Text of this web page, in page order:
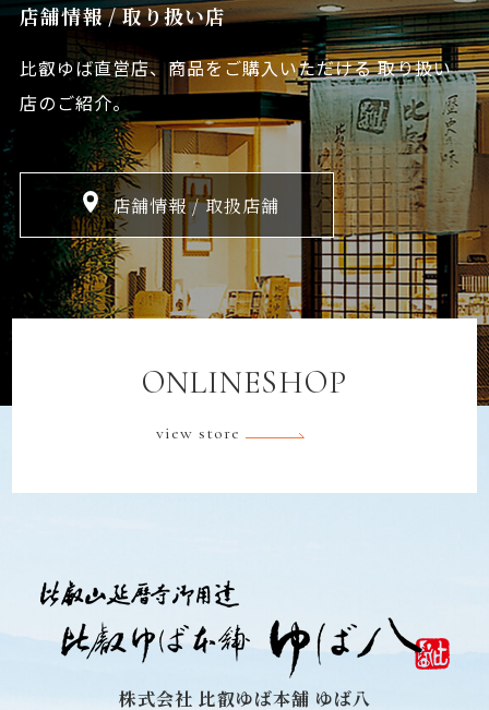
店舗情報 / 取り扱い店
比叡ゆば直営店、商品をご購入いただける取り扱い
店のご紹介。
店舗情報 / 取扱店舗
ONLINESHOP
view store
株式会社 比叡ゆば本舗 ゆば八